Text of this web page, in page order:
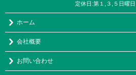
定休日:第１,３,５日曜日
ホーム
会社概要
お問い合わせ